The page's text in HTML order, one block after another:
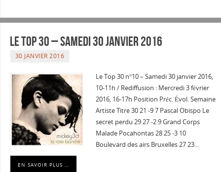
Le Top 30 – Samedi 30 janvier 2016
30 JANVIER 2016
Le Top 30 n°10 – Samedi 30 janvier 2016,
10-11h / Rediffusion : Mercredi 3 février
2016, 16-17h Position Préc. Évol. Semaine
Artiste Titre 30 21 -9 7 Pascal Obispo Le
secret perdu 29 27 -2 9 Grand Corps
Malade Pocahontas 28 25 -3 10
Boulevard des airs Bruxelles 27 23…
EN SAVOIR PLUS …